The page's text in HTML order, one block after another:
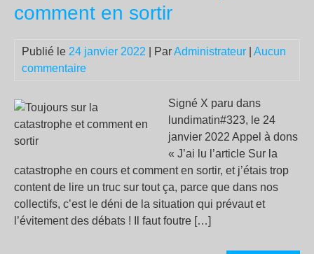
comment en sortir
Publié le 24 janvier 2022 | ParAdministrateur
Aucun
commentaire
Signé X paru dans
lundimatin#323, le 24
janvier 2022 Appel à dons
« J’ai lu l’article Sur la
catastrophe en cours et comment en sortir, et j’étais trop
content de lire un truc sur tout ça, parce que dans nos
collectifs, c’est le déni de la situation qui prévaut et
l’évitement des débats ! Il faut foutre […]